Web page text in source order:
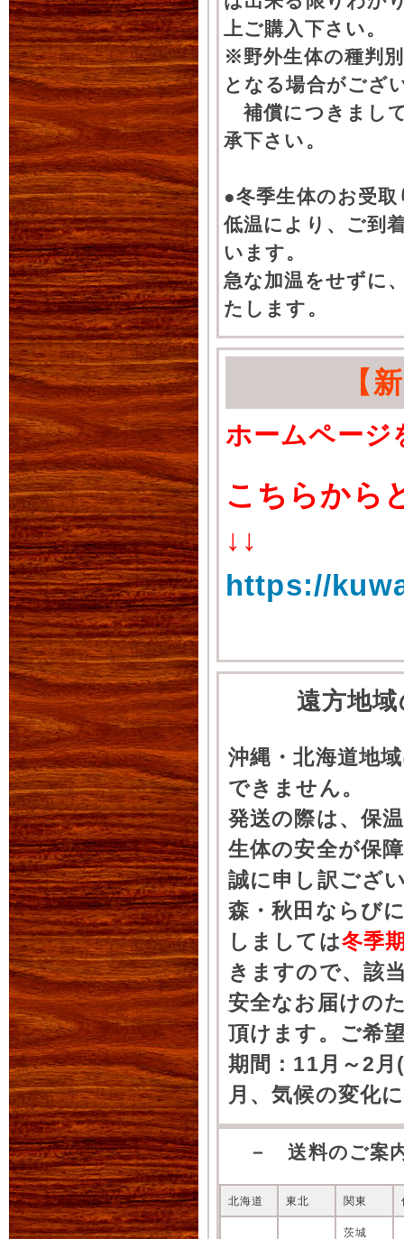
上ご購入下さい。
※野外生体の種判
となる場合がござ
補償につきまし
承下さい。
●冬季生体のお受
低温により、ご到
います。
急な加温をせずに
たします。
【
ホームページ
こちらから
↓↓
https://
遠方地
沖縄・北海道地
できません。
発送の際は、保
生体の安全が保
誠に申し訳ござ
森・秋田ならび
しましては冬季
きますので、該
安全なお届けの
頂けます。ご希
期間：11月～2
月、気候の変化
－ 送料のご案
北海道 東北 関東
茨城